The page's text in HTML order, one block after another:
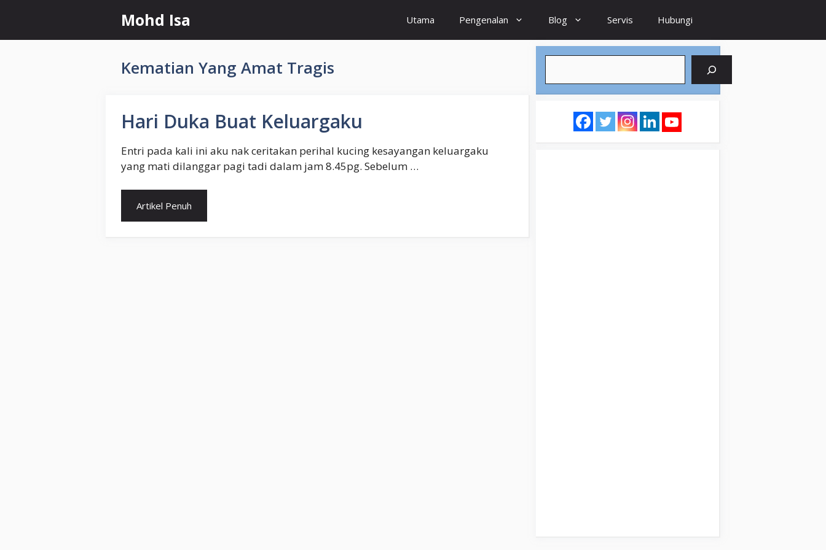
content
Mohd Isa Utama Pengenalan Blog Servis Hubungi
Kematian Yang Amat Tragis
Hari Duka Buat Keluargaku
Entri pada kali ini aku nak ceritakan perihal kucing kesayangan keluargaku
yang mati dilanggar pagi tadi dalam jam 8.45pg. Sebelum …
Artikel Penuh